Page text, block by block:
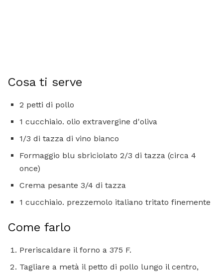
Cosa ti serve
2 petti di pollo
1 cucchiaio. olio extravergine d'oliva
1/3 di tazza di vino bianco
Formaggio blu sbriciolato 2/3 di tazza (circa 4
once)
Crema pesante 3/4 di tazza
1 cucchiaio. prezzemolo italiano tritato finemente
Come farlo
Preriscaldare il forno a 375 F.
Tagliare a metà il petto di pollo lungo il centro,